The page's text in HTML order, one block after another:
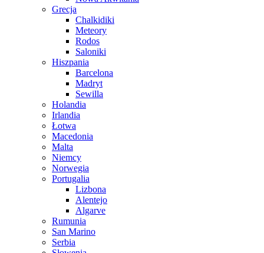
Grecja
Chalkidiki
Meteory
Rodos
Saloniki
Hiszpania
Barcelona
Madryt
Sewilla
Holandia
Irlandia
Łotwa
Macedonia
Malta
Niemcy
Norwegia
Portugalia
Lizbona
Alentejo
Algarve
Rumunia
San Marino
Serbia